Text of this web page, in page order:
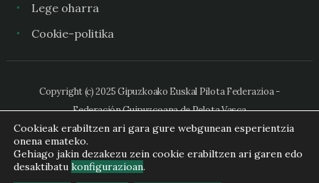
Lege oharra
Cookie-politika
Copyright (c) 2025 Gipuzkoako Euskal Pilota Federazioa -
Federación Guipuzcoana de Pelota Vasca
Cookieak erabiltzen ari gara gure webgunean esperientzia
onena emateko.
Gehiago jakin dezakezu zein cookie erabiltzen ari garen edo
desaktibatu konfigurazioan.